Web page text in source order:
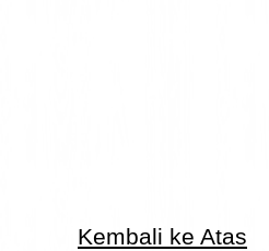
Kembali ke Atas